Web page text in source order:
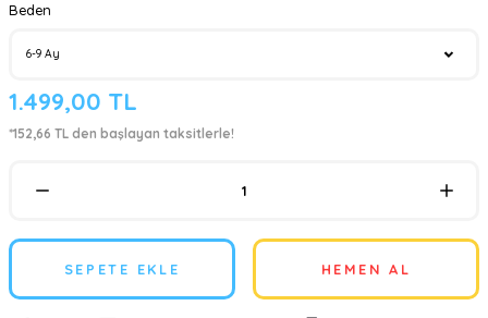
Beden
1.499,00 TL
*152,66 TL den başlayan taksitlerle!
SEPETE EKLE HEMEN AL